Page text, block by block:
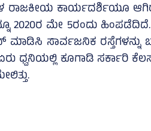
ರಾಜಕೀಯ ಕಾರ್ಯದರ್ಶಿಯೂ
2020ರ ಮೇ 5ರಂದು
ಮಾಡಿಸಿ ಸಾರ್ವಜನಿಕ
ಧ್ವನಿಯಲ್ಲಿ ಕೂಗಾಡಿ ಸರ್ಕಾರಿ